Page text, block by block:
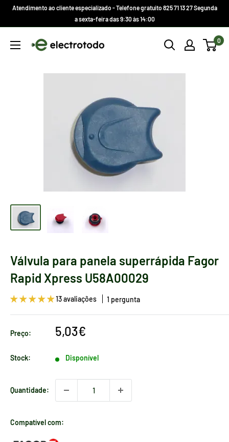
Atendimento ao cliente especializado - Telefone gratuito 825 71 13 27 Segunda
a sexta-feira das 9:30 às 14:00
Electrotodo.es 0
Válvula para panela superrápida Fagor
Rapid Xpress U58A00029
13 avaliações 1 pergunta
Preço:
Preço
venda
5,03€
Stock: Disponível
Quantidade:
Compatível com: